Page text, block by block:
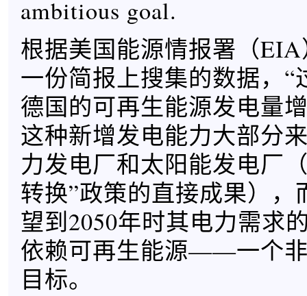
ambitious goal.
根据美国能源情报署（
一份简报上搜集的数据，“
德国的可再生能源发电量
这种新增发电能力大部分
力发电厂和太阳能发电厂
转换”政策的直接成果），
望到2050年时其电力需求
依赖可再生能源——一个
目标。